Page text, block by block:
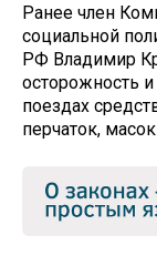
Ранее член
социальной
РФ Владимир
осторожность
поездах
перчаток,